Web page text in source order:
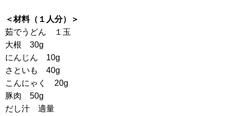
＜材料（１人分）＞
茹でうどん １玉
大根 30g
にんじん 10g
さといも 40g
こんにゃく 20g
豚肉 50g
だし汁 適量